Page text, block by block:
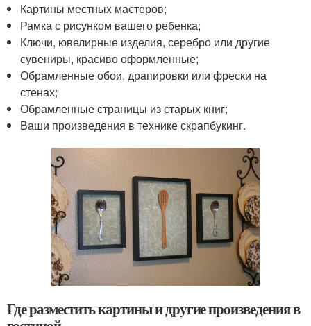
Картины местных мастеров;
Рамка с рисунком вашего ребенка;
Ключи, ювелирные изделия, серебро или другие
сувениры, красиво оформленные;
Обрамленные обои, драпировки или фрески на
стенах;
Обрамленные страницы из старых книг;
Ваши произведения в технике скрапбукинг.
Где разместить картины и другие произведения в